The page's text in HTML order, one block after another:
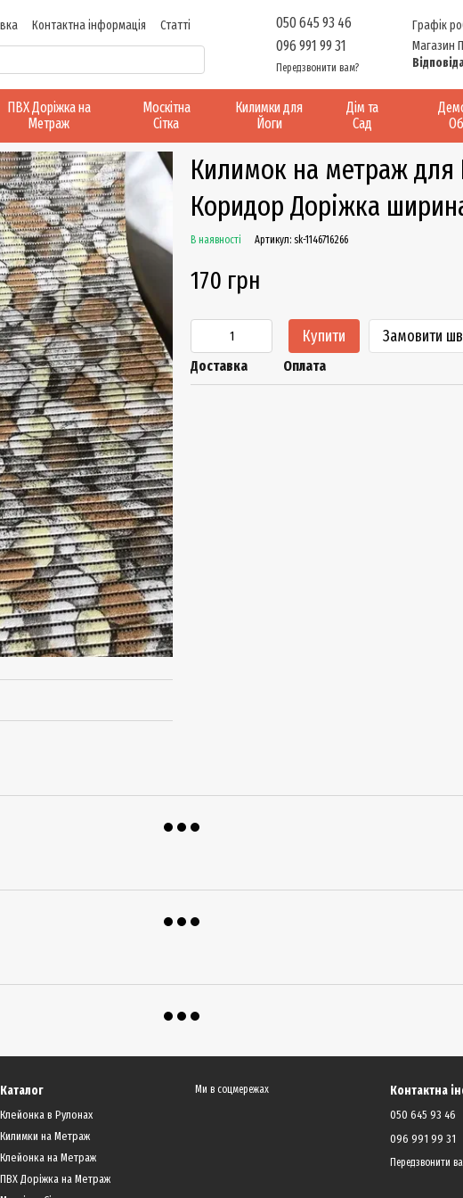
Контактна інформація Статті
050 645 93 46
096 991 99 31
Передзвонити вам?
Графік
Магазин
ПВХ Доріжка на
Метраж
Москітна
Сітка
Килимки для
Йоги
Дім та
Сад
Килимок на метраж для
Коридор Доріжка
В наявності Артикул: sk-1146716266
170 грн
Купити Замовити
Доставка Оплата
Каталог
Клейонка в Рулонах
Килимки на Метраж
Клейонка на Метраж
ПВХ Доріжка на Метраж
Ми в соцмережах Контактна
050 645 93 46
096 991 99 31
Передзвонити